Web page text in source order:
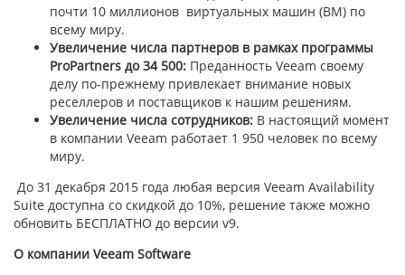
почти 10 миллионов виртуальных машин (ВМ) по
всему миру.
Увеличение числа партнеров в рамках программы
ProPartners до 34 500: Преданность Veeam своему
делу по-прежнему привлекает внимание новых
реселлеров и поставщиков к нашим решениям.
Увеличение числа сотрудников: В настоящий момент
в компании Veeam работает 1 950 человек по всему
миру.
До 31 декабря 2015 года любая версия Veeam Availability
Suite доступна со скидкой до 10%, решение также можно
обновить БЕСПЛАТНО до версии v9.
О компании Veeam Software